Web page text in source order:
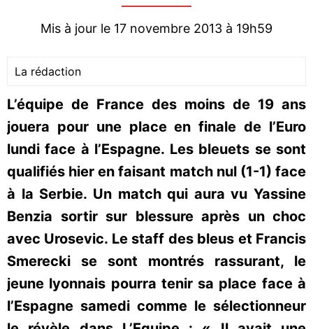
Mis à jour le 17 novembre 2013 à 19h59
La rédaction
L’équipe de France des moins de 19 ans
jouera pour une place en finale de l’Euro
lundi face à l’Espagne. Les bleuets se sont
qualifiés hier en faisant match nul (1-1) face
à la Serbie. Un match qui aura vu Yassine
Benzia sortir sur blessure après un choc
avec Urosevic. Le staff des bleus et Francis
Smerecki se sont montrés rassurant, le
jeune lyonnais pourra tenir sa place face à
l’Espagne samedi comme le sélectionneur